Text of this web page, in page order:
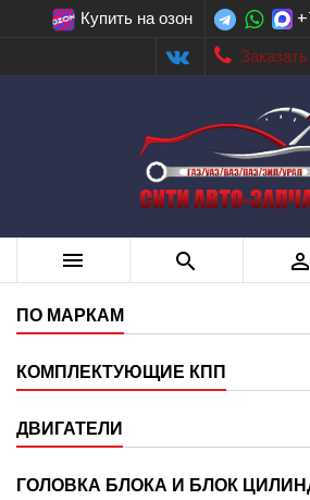
Купить на озон
  
ПО МАРКАМ
КОМПЛЕКТУЮЩИЕ КПП
ДВИГАТЕЛИ
ГОЛОВКА БЛОКА И БЛОК